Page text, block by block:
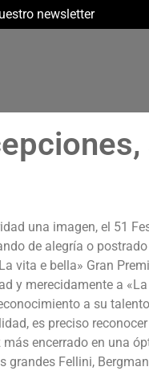
newsletter
una imagen, el 51
de alegría o
vita e bella» Gran
y merecidamente a
a su
es preciso
encerrado en una
grandes Fellini,